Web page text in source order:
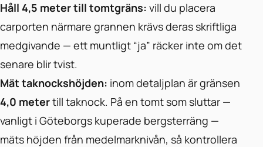
Håll 4,5 meter till tomtgräns: vill du placera
carporten närmare grannen krävs deras skriftliga
medgivande — ett muntligt “ja” räcker inte om det
senare blir tvist.
Mät taknockshöjden: inom detaljplan är gränsen
4,0 metertill taknock. På en tomt som sluttar —
vanligt i Göteborgs kuperade bergsterräng —
mäts höjden från medelmarknivån, så kontrollera